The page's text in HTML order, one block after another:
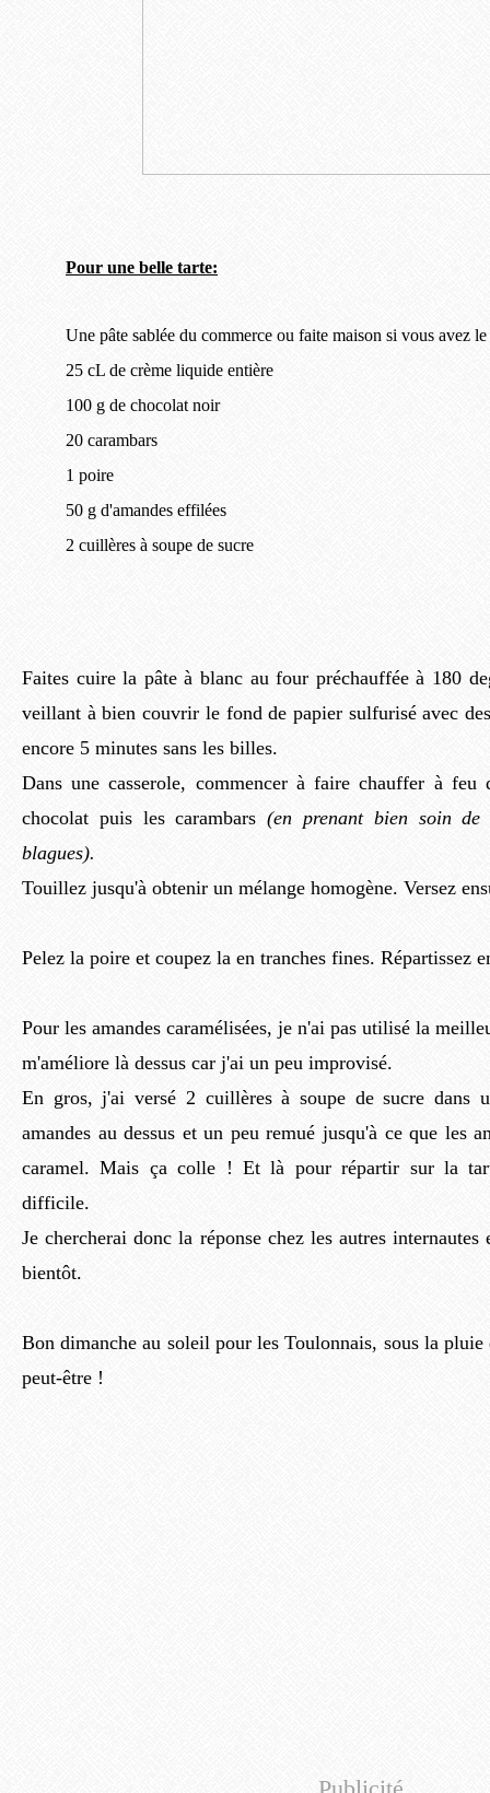
Pour une belle tarte:
Une pâte sablée du commerce ou faite maison si vous avez
25 cL de crème liquide entière
100 g de chocolat noir
20 carambars
1 poire
50 g d'amandes effilées
2 cuillères à soupe de sucre
Faites cuire la pâte à blanc au four préchauffée à 180
veillant à bien couvrir le fond de papier sulfurisé avec
encore 5 minutes sans les billes.
Dans une casserole, commencer à faire chauffer à
chocolat puis les carambars(en prenant bien soin
blagues).
Touillez jusqu'à obtenir un mélange homogène. Versez
Pelez la poire et coupez la en tranches fines. Répartissez
Pour les amandes caramélisées, je n'ai pas utilisé la
m'améliore là dessus car j'ai un peu improvisé.
En gros, j'ai versé 2 cuillères à soupe de sucre dans
amandes au dessus et un peu remué jusqu'à ce que les
caramel. Mais ça colle ! Et là pour répartir sur la
difficile.
Je chercherai donc la réponse chez les autres
bientôt.
Bon dimanche au soleil pour les Toulonnais, sous la
peut-être !